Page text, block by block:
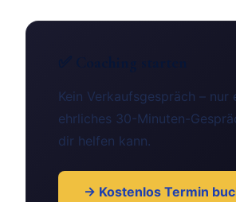
Kein Verkaufsgespräch – nur
ehrliches 30-Minuten-
dir helfen kann.
→ Kostenlos Termin